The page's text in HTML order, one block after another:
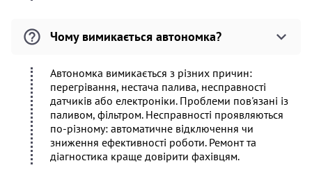
Чому вимикається автономка?
Автономка вимикається з різних причин:
перегрівання, нестача палива, несправності
датчиків або електроніки. Проблеми пов'язані із
паливом, фільтром. Несправності проявляються
по-різному: автоматичне відключення чи
зниження ефективності роботи. Ремонт та
діагностика краще довірити фахівцям.